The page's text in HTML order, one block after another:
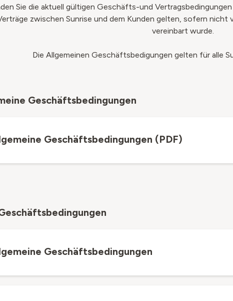
Sie die aktuell gültigen Geschäfts-und
zwischen Sunrise und dem Kunden gelten, sofern nicht
vereinbart wurde.
Die Allgemeinen Geschäftsbedigungen gelten für alle
Geschäftsbedingungen
Geschäftsbedingungen (PDF)
Geschäftsbedingungen